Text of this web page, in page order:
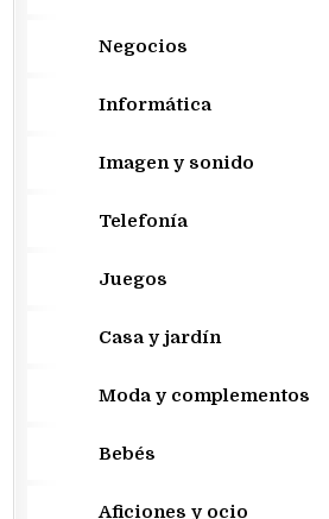
Negocios
Informática
Imagen y sonido
Telefonía
Juegos
Casa y jardín
Moda y complementos
Bebés
Aficiones y ocio